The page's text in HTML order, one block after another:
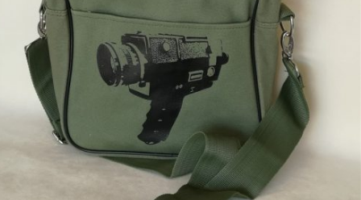
18,50